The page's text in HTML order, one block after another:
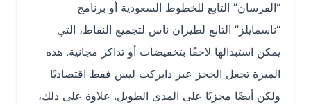
“الفرسان” التابع للخطوط السعودية أو برنامج
“ناسمايلز” التابع لطيران ناس لتجميع النقاط، التي
يمكن استبدالها لاحقًا بتخفيضات أو تذاكر مجانية. هذه
الميزة تجعل الحجز عبر دايركت ليس فقط اقتصاديًا
ولكن أيضًا مجزيًا على المدى الطويل. علاوة على ذلك،